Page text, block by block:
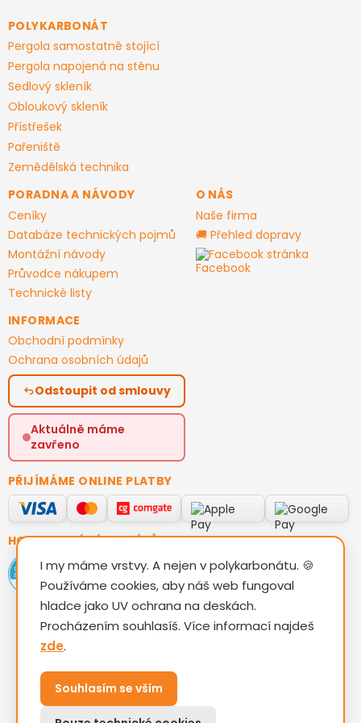
aPOLYKARBONÁT
Pergola samostatně stojící
Pergola napojená na stěnu
Sedlový skleník
Obloukový skleník
Přístřešek
Pařeniště
Zemědělská technika
PORADNA A NÁVODY
Ceníky
Databáze technických pojmů
Montážní návody
Průvodce nákupem
Technické listy
O NÁS
Naše firma
🚚 Přehled dopravy
Facebook stránka
INFORMACE
Obchodní podmínky
Ochrana osobních údajů
Odstoupit od smlouvy
Aktuálně máme
zavřeno
PŘIJÍMÁME ONLINE PLATBY
HODNOCENÍ ZÁKAZNÍKŮ
Vytvořil Shoptet
I my máme vrstvy. A nejen v polykarbonátu. 🍪
Používáme cookies, aby náš web fungoval
hladce jako UV ochrana na deskách.
Procházením souhlasíš. Více informací najdeš
zde.
Souhlasím se vším